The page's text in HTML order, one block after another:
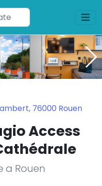
76000 Rouen
Access
a Rouen